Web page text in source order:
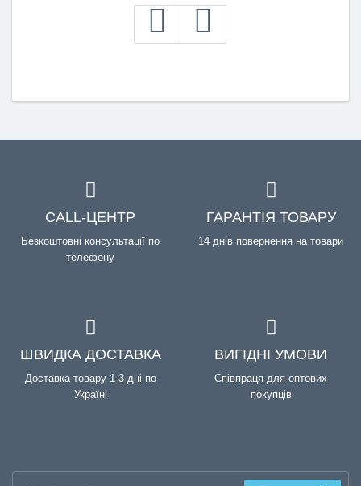
CALL-ЦЕНТР
Безкоштовні консультації по
телефону
ГАРАНТІЯ ТОВАРУ
14 днів повернення на товари
ШВИДКА ДОСТАВКА
Доставка товару 1-3 дні по
Україні
ВИГІДНІ УМОВИ
Співпраця для оптових
покупців